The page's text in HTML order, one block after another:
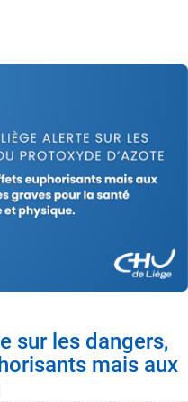
sur les dangers,
mais aux